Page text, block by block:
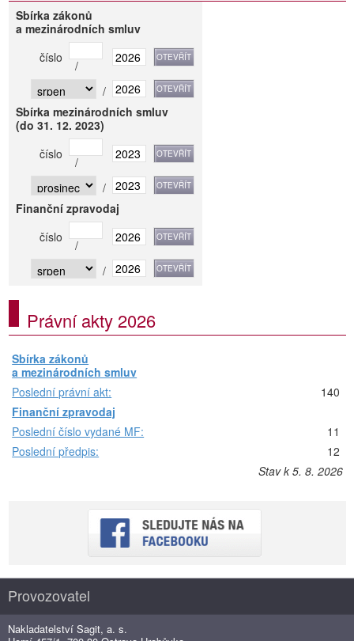
Sbírka zákonů
a mezinárodních smluv
číslo
/
/
Sbírka mezinárodních smluv
(do 31. 12. 2023)
číslo
/
/
Finanční zpravodaj
číslo
/
/
Právní akty 2026
Sbírka zákonů
a mezinárodních smluv
Poslední právní akt:
140
Finanční zpravodaj
Poslední číslo vydané MF:
11
Poslední předpis:
12
Stav k 5. 8. 2026
Provozovatel
Nakladatelství Sagit, a. s.